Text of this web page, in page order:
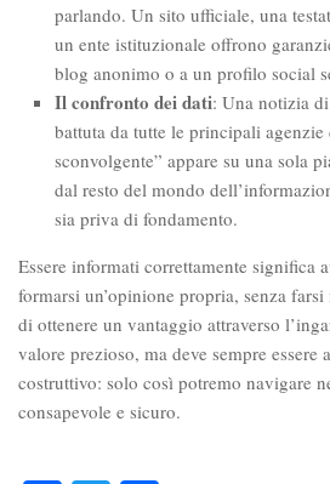
parlando. Un sito ufficiale, una
un ente istituzionale offrono
blog anonimo o a un profilo social
Il confronto dei dati: Una notizia
battuta da tutte le principali agenzie
sconvolgente” appare su una sola
dal resto del mondo
sia priva di fondamento.
Essere informati correttamente significa
formarsi un’opinione propria, senza
di ottenere un vantaggio attraverso
valore prezioso, ma deve sempre essere
costruttivo: solo così potremo navigare
consapevole e sicuro.